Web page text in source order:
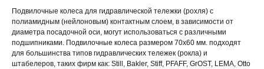
Подвилочные колеса для гидравлической тележки (рохля) с
полиамидным (нейлоновым) контактным слоем, в зависимости от
диаметра посадочной оси, могут использоваться с различными
подшипниками. Подвилочные колеса размером 70х60 мм. подходят
для большинства типов гидравлических тележек (рокла) и
штабелеров, таких фирм как: Still, Bakler, Stiff, PFAFF, GrOST, LEMA, Otto